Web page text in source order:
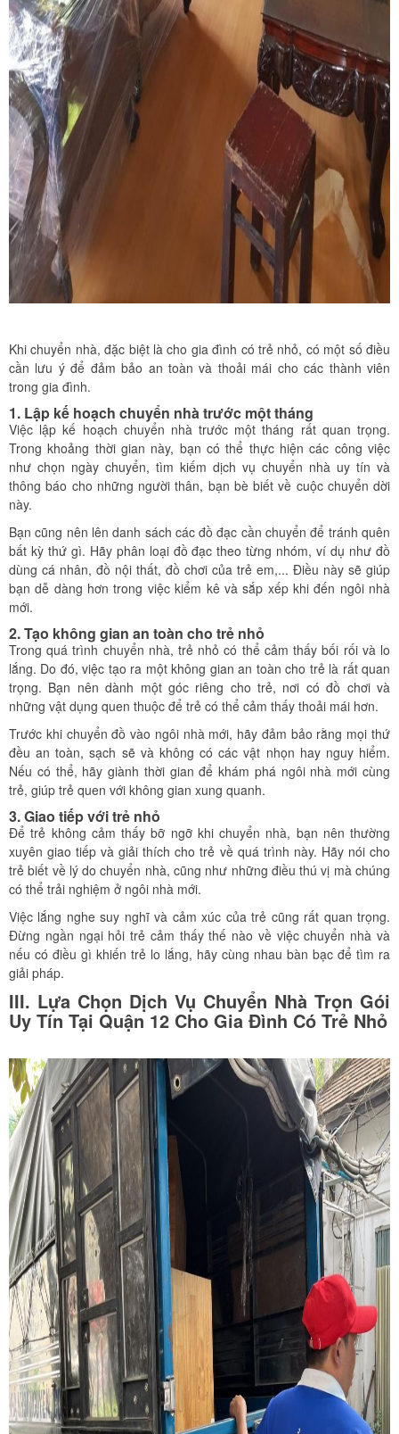
Khi chuyển nhà, đặc biệt là cho gia đình có trẻ nhỏ, có một số điều
cần lưu ý để đảm bảo an toàn và thoải mái cho các thành viên
trong gia đình.
1. Lập kế hoạch chuyển nhà trước một tháng
Việc lập kế hoạch chuyển nhà trước một tháng rất quan trọng.
Trong khoảng thời gian này, bạn có thể thực hiện các công việc
như chọn ngày chuyển, tìm kiếm dịch vụ chuyển nhà uy tín và
thông báo cho những người thân, bạn bè biết về cuộc chuyển dời
này.
Bạn cũng nên lên danh sách các đồ đạc cần chuyển để tránh quên
bất kỳ thứ gì. Hãy phân loại đồ đạc theo từng nhóm, ví dụ như đồ
dùng cá nhân, đồ nội thất, đồ chơi của trẻ em,... Điều này sẽ giúp
bạn dễ dàng hơn trong việc kiểm kê và sắp xếp khi đến ngôi nhà
mới.
2. Tạo không gian an toàn cho trẻ nhỏ
Trong quá trình chuyển nhà, trẻ nhỏ có thể cảm thấy bối rối và lo
lắng. Do đó, việc tạo ra một không gian an toàn cho trẻ là rất quan
trọng. Bạn nên dành một góc riêng cho trẻ, nơi có đồ chơi và
những vật dụng quen thuộc để trẻ có thể cảm thấy thoải mái hơn.
Trước khi chuyển đồ vào ngôi nhà mới, hãy đảm bảo rằng mọi thứ
đều an toàn, sạch sẽ và không có các vật nhọn hay nguy hiểm.
Nếu có thể, hãy giành thời gian để khám phá ngôi nhà mới cùng
trẻ, giúp trẻ quen với không gian xung quanh.
3. Giao tiếp với trẻ nhỏ
Để trẻ không cảm thấy bỡ ngỡ khi chuyển nhà, bạn nên thường
xuyên giao tiếp và giải thích cho trẻ về quá trình này. Hãy nói cho
trẻ biết về lý do chuyển nhà, cũng như những điều thú vị mà chúng
có thể trải nghiệm ở ngôi nhà mới.
Việc lắng nghe suy nghĩ và cảm xúc của trẻ cũng rất quan trọng.
Đừng ngần ngại hỏi trẻ cảm thấy thế nào về việc chuyển nhà và
nếu có điều gì khiến trẻ lo lắng, hãy cùng nhau bàn bạc để tìm ra
giải pháp.
III. Lựa Chọn Dịch Vụ Chuyển Nhà Trọn Gói
Uy Tín Tại Quận 12 Cho Gia Đình Có Trẻ Nhỏ